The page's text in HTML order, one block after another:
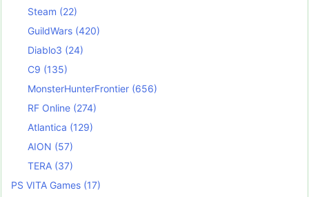
Steam (22)
GuildWars (420)
Diablo3 (24)
C9 (135)
MonsterHunterFrontier (656)
RF Online (274)
Atlantica (129)
AION (57)
TERA (37)
PS VITA Games (17)